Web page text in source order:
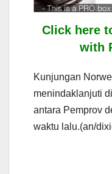
Click here
with
Kunjungan
menindaklanjuti
antara Pemprov
waktu lalu.(an/